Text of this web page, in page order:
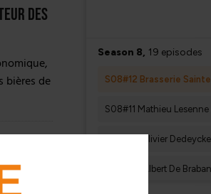
des
bières de